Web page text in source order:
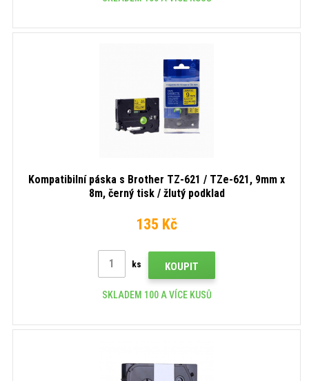
Kompatibilní páska s Brother TZ-621 / TZe-621, 9mm x
8m, černý tisk / žlutý podklad
135 Kč
ks KOUPIT
SKLADEM 100 A VÍCE KUSŮ